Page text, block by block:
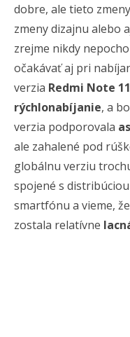
dobre, ale tieto
zmeny dizajnu alebo
zrejme nikdy
očakávať aj pri
verzia Redmi Note
rýchlonabíjanie, a
verzia podporovala
ale zahalené pod
globálnu verziu
spojené s
smartfónu a vieme,
zostala relatívne